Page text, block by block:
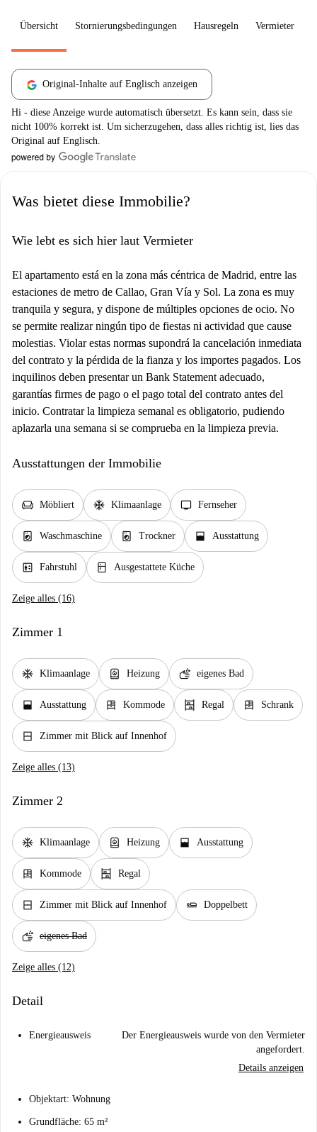
Übersicht Stornierungsbedingungen Hausregeln Vermieter
Original-Inhalte auf Englisch anzeigen
Hi - diese Anzeige wurde automatisch übersetzt. Es kann sein, dass sie
nicht 100% korrekt ist. Um sicherzugehen, dass alles richtig ist, lies das
Original auf Englisch.
Was bietet diese Immobilie?
Wie lebt es sich hier laut Vermieter
El apartamento está en la zona más céntrica de Madrid, entre las
estaciones de metro de Callao, Gran Vía y Sol. La zona es muy
tranquila y segura, y dispone de múltiples opciones de ocio. No
se permite realizar ningún tipo de fiestas ni actividad que cause
molestias. Violar estas normas supondrá la cancelación inmediata
del contrato y la pérdida de la fianza y los importes pagados. Los
inquilinos deben presentar un Bank Statement adecuado,
garantías firmes de pago o el pago total del contrato antes del
inicio. Contratar la limpieza semanal es obligatorio, pudiendo
aplazarla una semana si se comprueba en la limpieza previa.
Ausstattungen der Immobilie
chair Möbliert ac_unit Klimaanlage tv Fernseher
local_laundry_service Waschmaschine local_laundry_service Trockner window_open Ausstattung
elevator Fahrstuhl kitchen Ausgestattete Küche
Zeige alles (16)
Zimmer 1
ac_unit Klimaanlage water_heater Heizung soap eigenes Bad
window_open Ausstattung dresser Kommode shelves Regal dresser Schrank
window_closed Zimmer mit Blick auf Innenhof
Zeige alles (13)
Zimmer 2
ac_unit Klimaanlage water_heater Heizung window_open Ausstattung
dresser Kommode shelves Regal
window_closed Zimmer mit Blick auf Innenhof airline_seat_flat Doppelbett
soap eigenes Bad
Zeige alles (12)
Detail
Energieausweis
Der Energieausweis wurde von den Vermieter
angefordert.
Details anzeigen
Objektart: Wohnung
Grundfläche: 65 m²